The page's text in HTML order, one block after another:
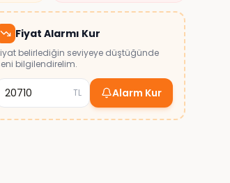
Fiyat Alarmı Kur
belirlediğin seviyeye düştüğünde
bilgilendirelim.
TL Alarm Kur